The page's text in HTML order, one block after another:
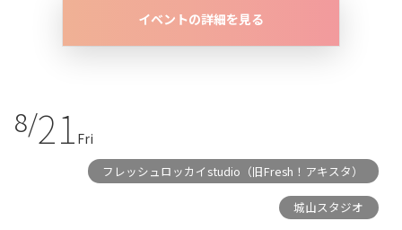
イベントの詳細を見る
8/21 Fri
フレッシュロッカイstudio（旧Fresh！アキスタ）
城山スタジオ